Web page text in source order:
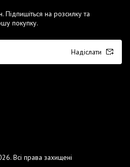
Підпишіться на розсилку та
покупку.
Надіслати
Всі права захищені